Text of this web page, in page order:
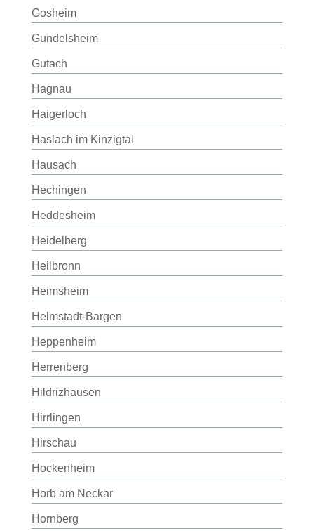
Gosheim
Gundelsheim
Gutach
Hagnau
Haigerloch
Haslach im Kinzigtal
Hausach
Hechingen
Heddesheim
Heidelberg
Heilbronn
Heimsheim
Helmstadt-Bargen
Heppenheim
Herrenberg
Hildrizhausen
Hirrlingen
Hirschau
Hockenheim
Horb am Neckar
Hornberg